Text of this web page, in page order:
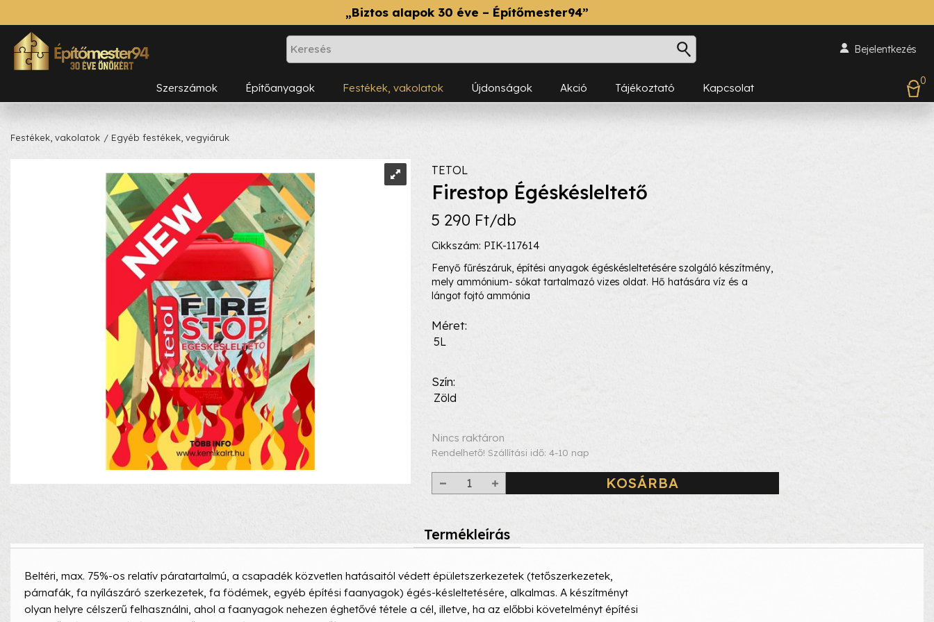
„Biztos alapok 30 éve – Építőmester94”
Bejelentkezés
Szerszámok Építőanyagok Festékek, vakolatok Újdonságok Akció Tájékoztató Kapcsolat
0
Festékek, vakolatok / Egyéb festékek, vegyiáruk
TETOL
Firestop Égéskésleltető
5 290 Ft/db
Cikkszám: PIK-117614
Fenyő fűrészáruk, építési anyagok égéskésleltetésére szolgáló készítmény,
mely ammónium- sókat tartalmazó vizes oldat. Hő hatására víz és a
lángot fojtó ammónia
Méret
5L
Szín
Zöld
Nincs raktáron
Rendelhető! Szállítási idő: 4-10 nap
KOSÁRBA
Termékleírás
Beltéri, max. 75%-os relatív páratartalmú, a csapadék közvetlen hatásaitól védett épületszerkezetek (tetőszerkezetek,
párnafák, fa nyílászáró szerkezetek, fa födémek, egyéb építési faanyagok) égés-késleltetésére, alkalmas. A készítményt
olyan helyre célszerű felhasználni, ahol a faanyagok nehezen éghetővé tétele a cél, illetve, ha az előbbi követelményt építési